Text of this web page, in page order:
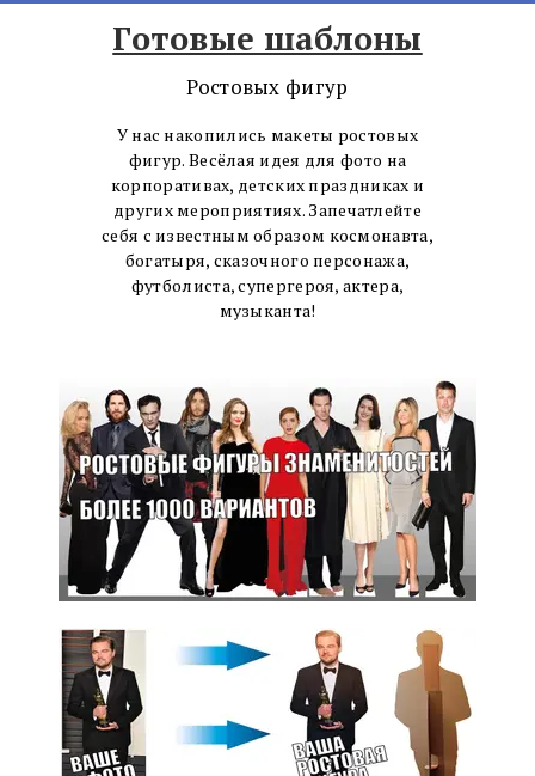
Готовые шаблоны
Ростовых фигур
У нас накопились макеты ростовых
фигур. Весёлая идея для фото на
корпоративах, детских праздниках и
других мероприятиях. Запечатлейте
себя с известным образом космонавта,
богатыря, сказочного персонажа,
футболиста, супергероя, актера,
музыканта!